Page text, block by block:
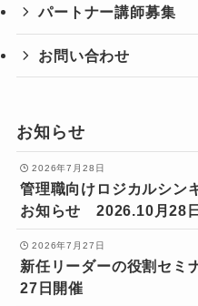
パートナー講師募集
お問い合わせ
お知らせ
2026年7月28日
管理職向けロジカルシン
お知らせ 2026.10月28
2026年7月27日
新任リーダーの役割セ
27日開催